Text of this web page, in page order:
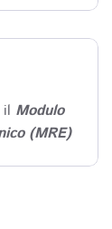
Modulo
(MRE)